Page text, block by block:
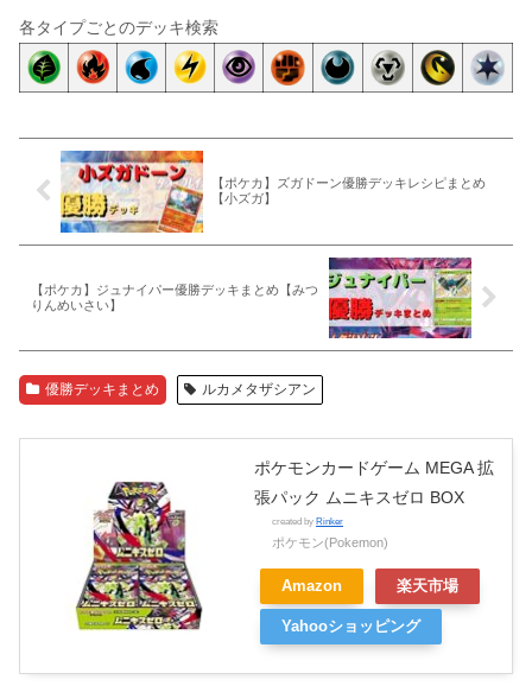
各タイプごとのデッキ検索
【ポケカ】ズガドーン優勝デッキレシピまとめ
【小ズガ】
【ポケカ】ジュナイパー優勝デッキまとめ【みつ
りんめいさい】
優勝デッキまとめ ルカメタザシアン
ポケモンカードゲーム MEGA 拡
張パック ムニキスゼロ BOX
created by Rinker
ポケモン(Pokemon)
Amazon 楽天市場
Yahooショッピング